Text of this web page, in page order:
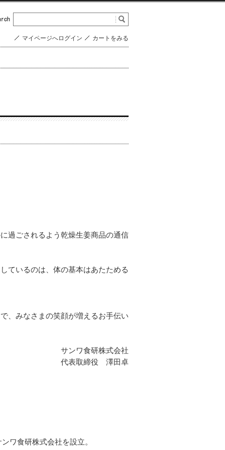
マイページへログイン カートをみる
過ごされるよう乾燥生姜商品の通信
ているのは、体の基本はあたためる
、みなさまの笑顔が増えるお手伝い
サンワ食研株式会社
代表取締役 澤田卓
食研株式会社を設立。